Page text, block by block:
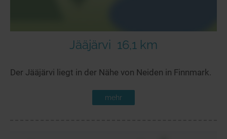
Jääjärvi 16,1 km
Der Jääjärvi liegt in der Nähe von Neiden in Finnmark.
mehr